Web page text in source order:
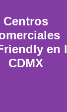
Centros
en
CDMX